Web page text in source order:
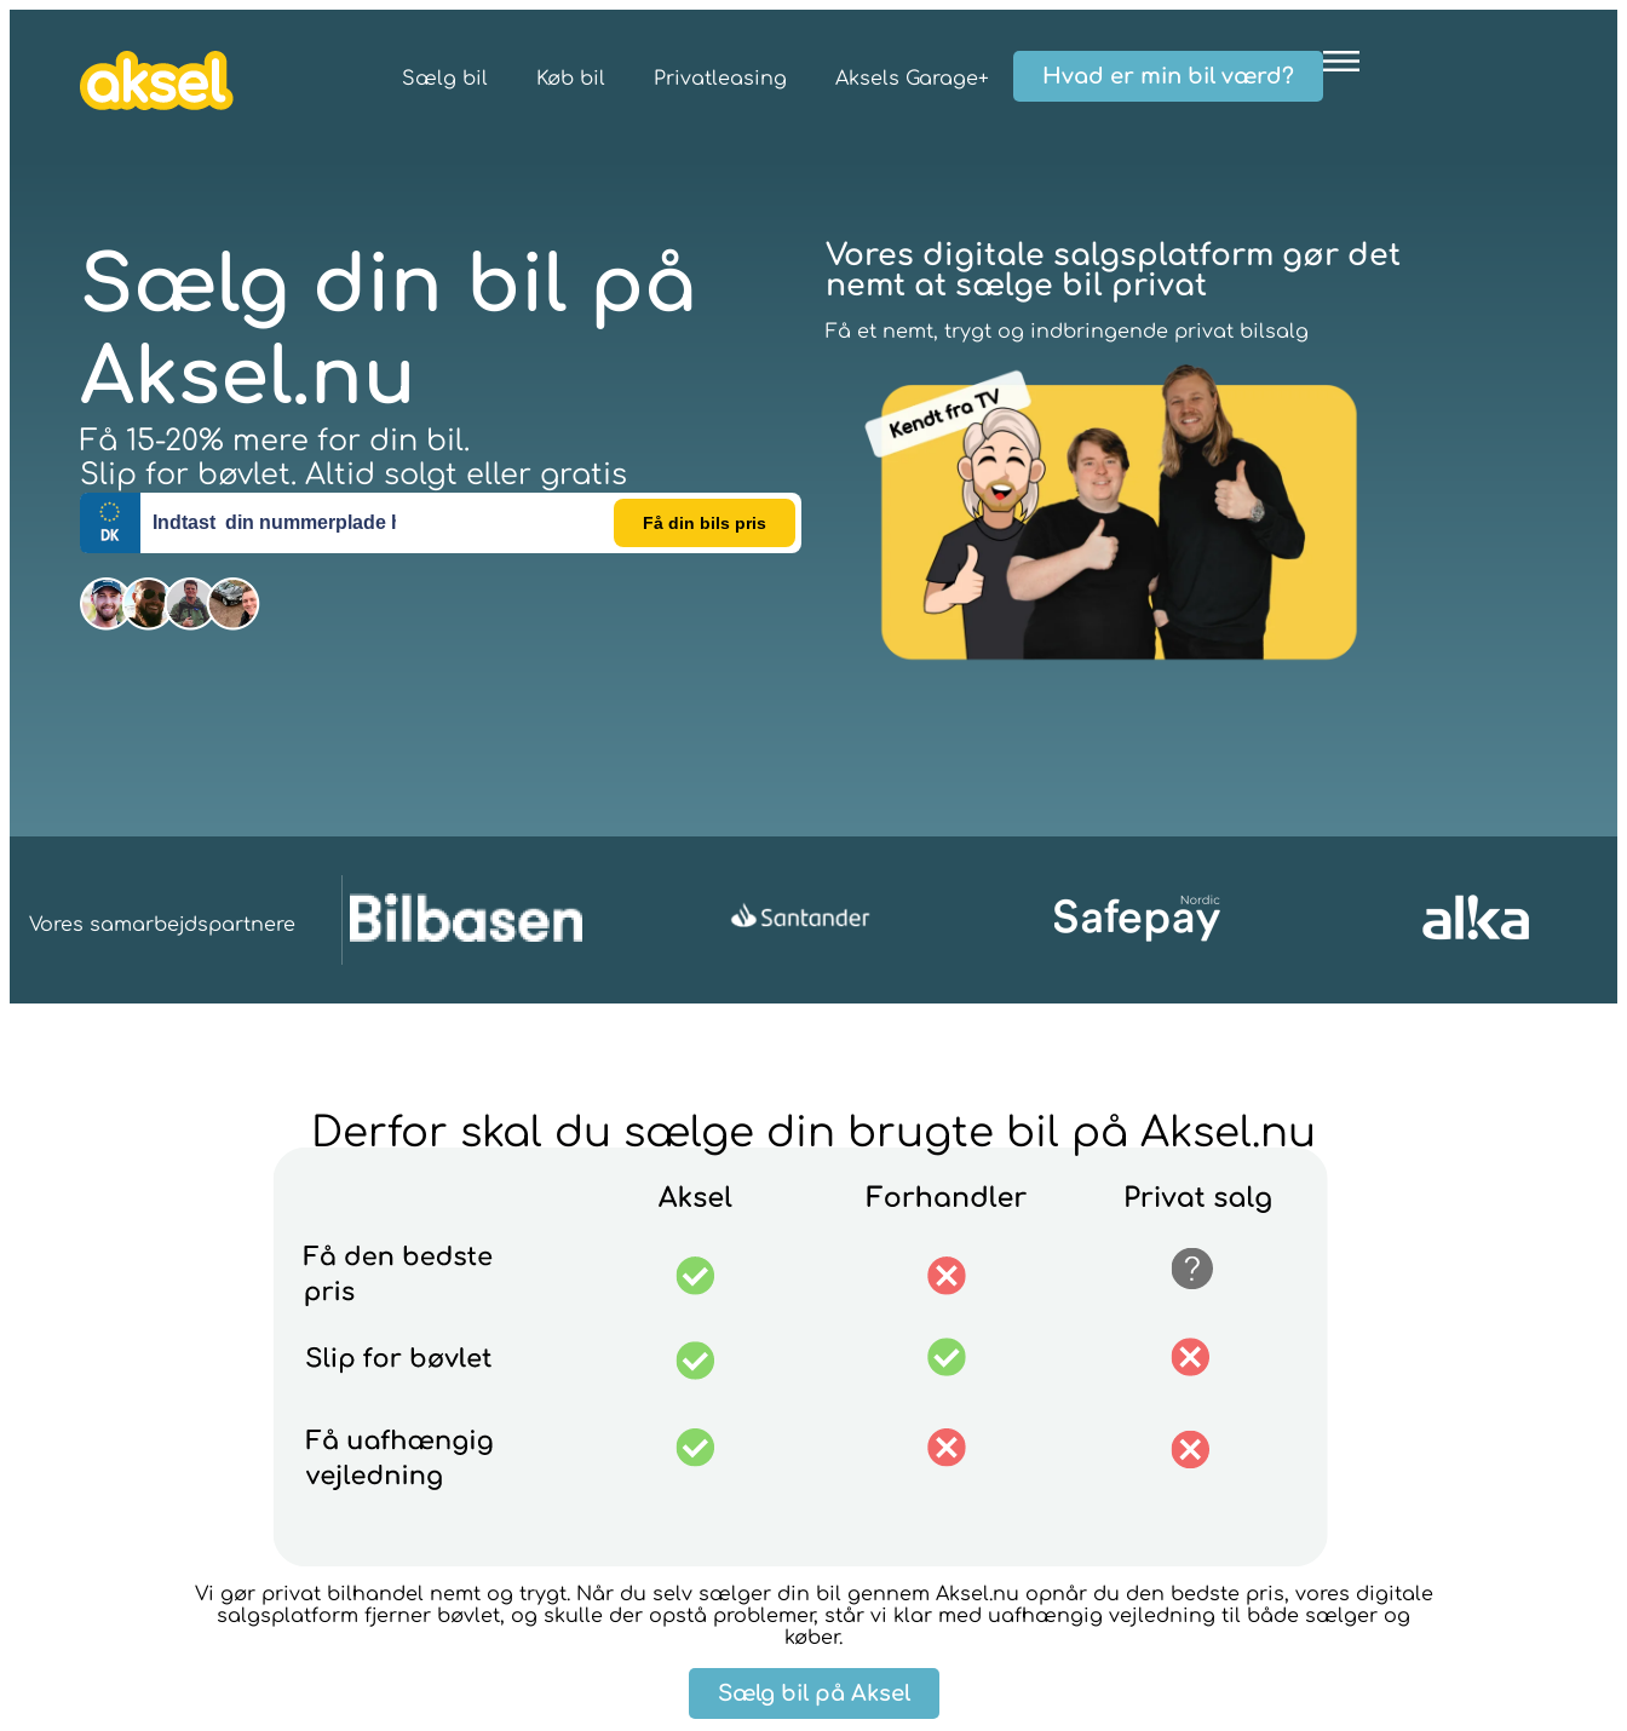
Sælg bil Køb bil Privatleasing Aksels Garage+ Hvad er min bil værd?
Sælg din bil på
Aksel.nu
Få 15-20% mere for din bil.
Slip for bøvlet. Altid solgt eller gratis
Få din bils pris
Vores digitale salgsplatform gør det
nemt at sælge bil privat
Få et nemt, trygt og indbringende privat bilsalg
Vores samarbejdspartnere
Derfor skal du sælge din brugte bil på Aksel.nu
Vi gør privat bilhandel nemt og trygt. Når du selv sælger din bil gennem Aksel.nu opnår du den bedste pris, vores digitale
salgsplatform fjerner bøvlet, og skulle der opstå problemer, står vi klar med uafhængig vejledning til både sælger og
køber.
Sælg bil på Aksel